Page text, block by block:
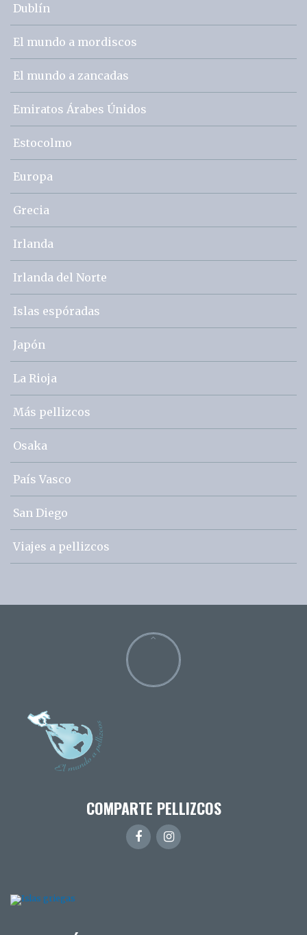
Dublín
El mundo a mordiscos
El mundo a zancadas
Emiratos Árabes Únidos
Estocolmo
Europa
Grecia
Irlanda
Irlanda del Norte
Islas espóradas
Japón
La Rioja
Más pellizcos
Osaka
País Vasco
San Diego
Viajes a pellizcos
COMPARTE PELLIZCOS